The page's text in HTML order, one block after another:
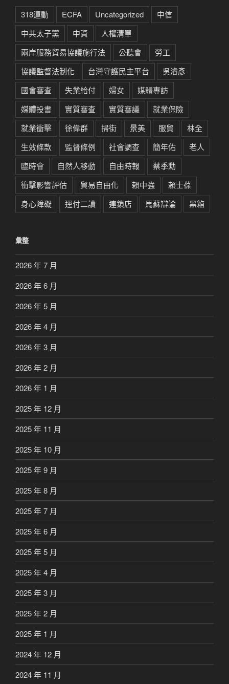
318運動 ECFA Uncategorized
中信
中共太子黨
中資
人權清單
兩岸服務貿易協議施行法
公聽會
勞工
協議監督法制化
台灣守護民主平台
吳濬彥
國會審查
失業給付 婦女
媒體專訪
媒體投書
實質審查 實質審議
就業保險
就業衝擊
徐偉群 掃街 景美 服貿
林全
生效條款
監督條例 社會調查 簡年佑
老人
臨時會
自然人移動 自由時報
蔡季勳
衝擊影響評估
貿易自由化 賴中強
賴士葆
身心障礙
逕付二讀 連鎖店 馬蘇辯論 黑箱
彙整
2026 年 7 月
2026 年 6 月
2026 年 5 月
2026 年 4 月
2026 年 3 月
2026 年 2 月
2026 年 1 月
2025 年 12 月
2025 年 11 月
2025 年 10 月
2025 年 9 月
2025 年 8 月
2025 年 7 月
2025 年 6 月
2025 年 5 月
2025 年 4 月
2025 年 3 月
2025 年 2 月
2025 年 1 月
2024 年 12 月
2024 年 11 月